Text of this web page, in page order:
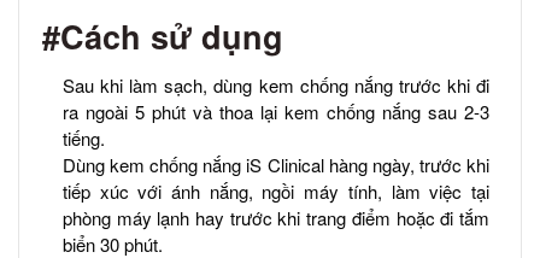
#Cách sử dụng
Sau khi làm sạch, dùng kem chống nắng trước khi đi
ra ngoài 5 phút và thoa lại kem chống nắng sau 2-3
tiếng.
Dùng kem chống nắng iS Clinical hàng ngày, trước khi
tiếp xúc với ánh nắng, ngồi máy tính, làm việc tại
phòng máy lạnh hay trước khi trang điểm hoặc đi tắm
biển 30 phút.